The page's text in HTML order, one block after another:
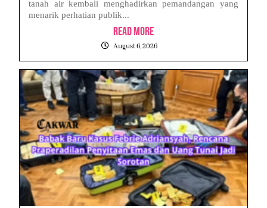
tanah air kembali menghadirkan pemandangan yang
menarik perhatian publik...
Read More
August 6, 2026